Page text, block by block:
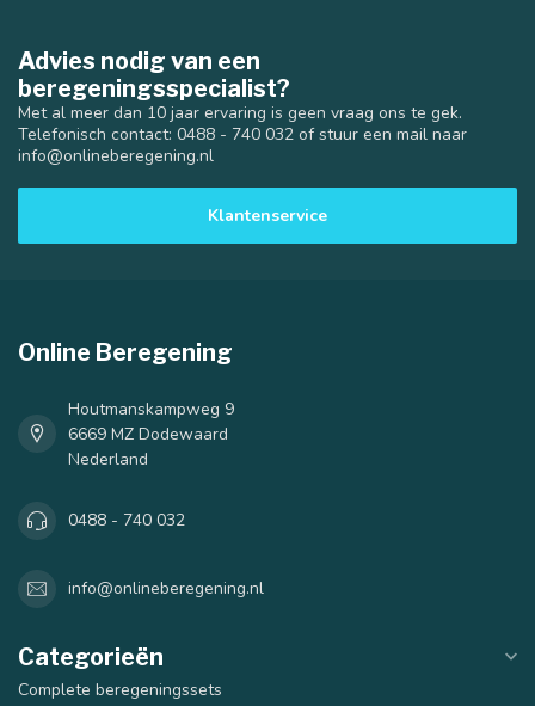
Advies nodig van een
beregeningsspecialist?
Met al meer dan 10 jaar ervaring is geen vraag ons te gek.
Telefonisch contact: 0488 - 740 032 of stuur een mail naar
info@onlineberegening.nl
Klantenservice
Online Beregening
Houtmanskampweg 9
6669 MZ Dodewaard
Nederland
0488 - 740 032
info@onlineberegening.nl
Categorieën
Complete beregeningssets